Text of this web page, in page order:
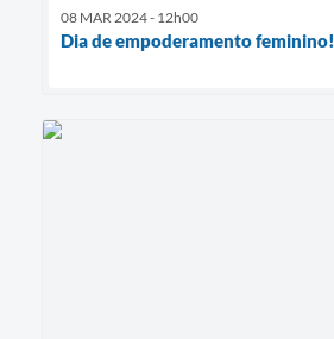
08 MAR 2024 - 12h00
Dia de empoderamento feminino!